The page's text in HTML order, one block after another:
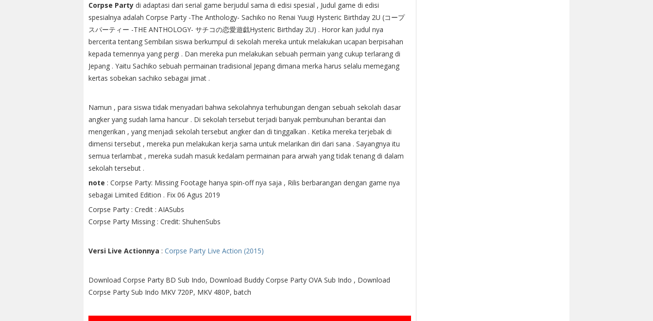
Corpse Party di adaptasi dari serial game berjudul sama di edisi spesial , Judul game di edisi
spesialnya adalah Corpse Party -The Anthology- Sachiko no Renai Yuugi Hysteric Birthday 2U (コープ
スパーティー -THE ANTHOLOGY- サチコの恋愛遊戯Hysteric Birthday 2U) . Horor kan judul nya
bercerita tentang Sembilan siswa berkumpul di sekolah mereka untuk melakukan ucapan berpisahan
kepada temennya yang pergi . Dan mereka pun melakukan sebuah permain yang cukup terlarang di
Jepang . Yaitu Sachiko sebuah permainan tradisional Jepang dimana merka harus selalu memegang
kertas sobekan sachiko sebagai jimat .
Namun , para siswa tidak menyadari bahwa sekolahnya terhubungan dengan sebuah sekolah dasar
angker yang sudah lama hancur . Di sekolah tersebut terjadi banyak pembunuhan berantai dan
mengerikan , yang menjadi sekolah tersebut angker dan di tinggalkan . Ketika mereka terjebak di
dimensi tersebut , mereka pun melakukan kerja sama untuk melarikan diri dari sana . Sayangnya itu
semua terlambat , mereka sudah masuk kedalam permainan para arwah yang tidak tenang di dalam
sekolah tersebut .
note : Corpse Party: Missing Footage hanya spin-off nya saja , Rilis berbarangan dengan game nya
sebagai Limited Edition . Fix 06 Agus 2019
Corpse Party : Credit : AIASubs
Corpse Party Missing : Credit: ShuhenSubs
Versi Live Actionnya : Corpse Party Live Action (2015)
Download Corpse Party BD Sub Indo, Download Buddy Corpse Party OVA Sub Indo , Download
Corpse Party Sub Indo MKV 720P, MKV 480P, batch